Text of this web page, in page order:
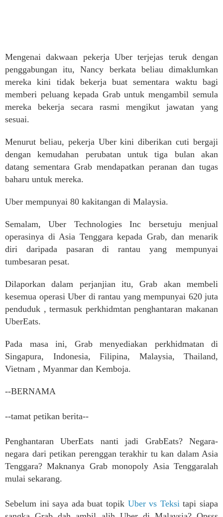
Mengenai dakwaan pekerja Uber terjejas teruk dengan
penggabungan itu, Nancy berkata beliau dimaklumkan
mereka kini tidak bekerja buat sementara waktu bagi
memberi peluang kepada Grab untuk mengambil semula
mereka bekerja secara rasmi mengikut jawatan yang
sesuai.
Menurut beliau, pekerja Uber kini diberikan cuti bergaji
dengan kemudahan perubatan untuk tiga bulan akan
datang sementara Grab mendapatkan peranan dan tugas
baharu untuk mereka.
Uber mempunyai 80 kakitangan di Malaysia.
Semalam, Uber Technologies Inc bersetuju menjual
operasinya di Asia Tenggara kepada Grab, dan menarik
diri daripada pasaran di rantau yang mempunyai
tumbesaran pesat.
Dilaporkan dalam perjanjian itu, Grab akan membeli
kesemua operasi Uber di rantau yang mempunyai 620 juta
penduduk , termasuk perkhidmtan penghantaran makanan
UberEats.
Pada masa ini, Grab menyediakan perkhidmatan di
Singapura, Indonesia, Filipina, Malaysia, Thailand,
Vietnam , Myanmar dan Kemboja.
--BERNAMA
--tamat petikan berita--
Penghantaran UberEats nanti jadi GrabEats? Negara-
negara dari petikan perenggan terakhir tu kan dalam Asia
Tenggara? Maknanya Grab monopoly Asia Tenggaralah
mulai sekarang.
Sebelum ini saya ada buat topik Uber vs Teksi tapi siapa